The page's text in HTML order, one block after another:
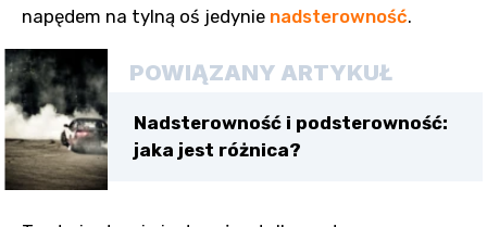
napędem na tylną oś jedynie nadsterowność.
POWIĄZANY ARTYKUŁ
Nadsterowność i podsterowność:
jaka jest różnica?